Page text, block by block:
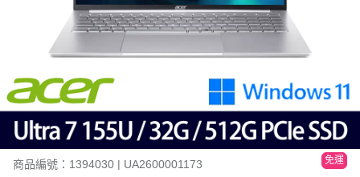
商品編號：1394030 | UA2600001173 免運